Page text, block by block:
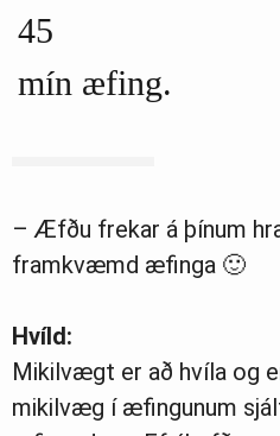
45
mín æfing.
– Æfðu frekar á þínum
framkvæmd æfinga 🙂
Hvíld:
Mikilvægt er að hvíla og
mikilvæg í æfingunum